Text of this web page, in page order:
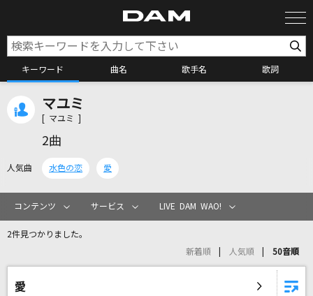
キーワード 曲名 歌手名 歌詞
カラオケリクエスト
マユミ
[ マユミ ]
2曲
人気曲 水色の恋 愛
コンテンツ サービス LIVE DAM WAO!
2件見つかりました。
新着順 人気順 50音順
愛